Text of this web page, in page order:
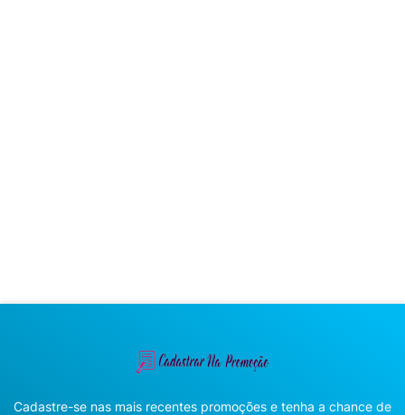
Cadastre-se nas mais recentes promoções e tenha a chance de